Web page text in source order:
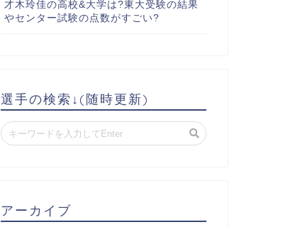
才木玲佳の高校&大学は?東大受験の結果
やセンター試験の点数がすごい?
選手の検索↓(随時更新)
アーカイブ